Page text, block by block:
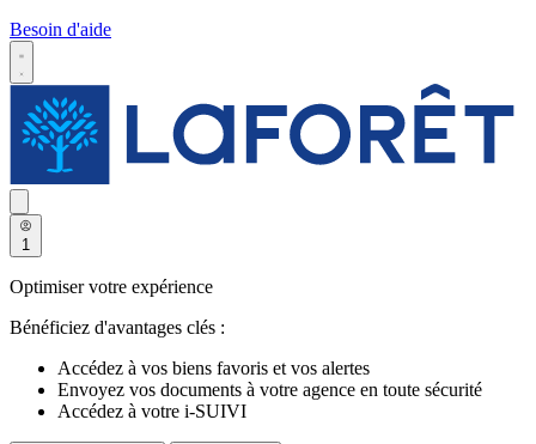
Besoin d'aide
1
Optimiser votre expérience
Bénéficiez d'avantages clés :
Accédez à vos biens favoris et vos alertes
Envoyez vos documents à votre agence en toute sécurité
Accédez à votre i-SUIVI